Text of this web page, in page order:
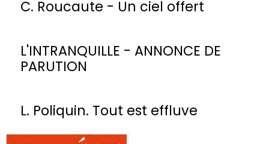
C. Roucaute - Un ciel offert
L'INTRANQUILLE - ANNONCE DE
PARUTION
L. Poliquin. Tout est effluve